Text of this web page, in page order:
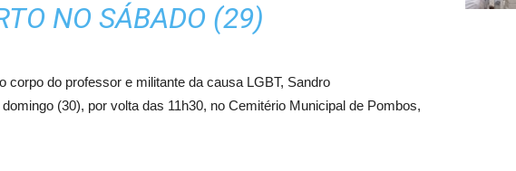
NO SÁBADO (29)
corpo do professor e militante da causa LGBT, Sandro
(30), por volta das 11h30, no Cemitério Municipal de Pombos,